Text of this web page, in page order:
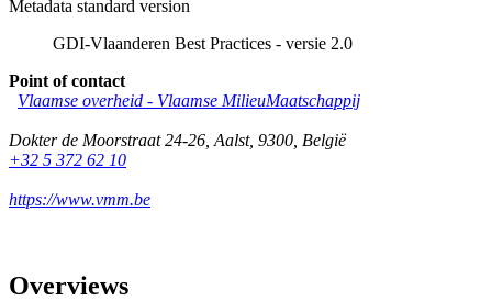
Metadata standard version
GDI-Vlaanderen Best Practices - versie 2.0
Point of contact
Vlaamse overheid - Vlaamse MilieuMaatschappij
Dokter de Moorstraat 24-26 Aalst, 9300 België
+32 5 372 62 10
https://www.vmm.be
Overviews